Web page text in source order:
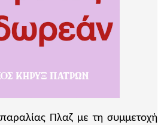
Πλαζ με τη συμμετοχή